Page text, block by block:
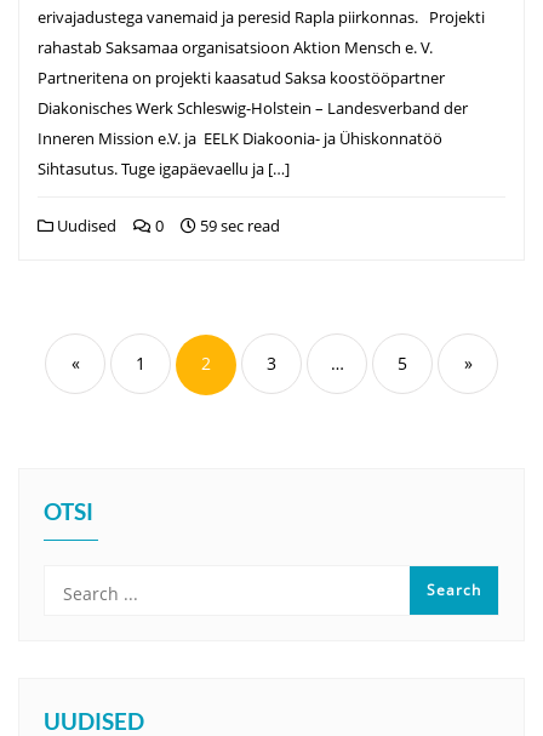
erivajadustega vanemaid ja peresid Rapla piirkonnas. Projekti
rahastab Saksamaa organisatsioon Aktion Mensch e. V.
Partneritena on projekti kaasatud Saksa koostööpartner
Diakonisches Werk Schleswig-Holstein – Landesverband der
Inneren Mission e.V. ja EELK Diakoonia- ja Ühiskonnatöö
Sihtasutus. Tuge igapäevaellu ja […]
Uudised 0 59 sec read
leheküljendus
« 1 2 3 … 5 »
OTSI
UUDISED